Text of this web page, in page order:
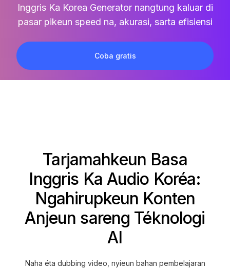
Inggris Ka Korea Generator nangtung kaluar di
pasar pikeun speed na, akurasi, sarta efisiensi
Coba gratis
Tarjamahkeun Basa
Inggris Ka Audio Koréa:
Ngahirupkeun Konten
Anjeun sareng Téknologi
AI
Naha éta dubbing video, nyieun bahan pembelajaran